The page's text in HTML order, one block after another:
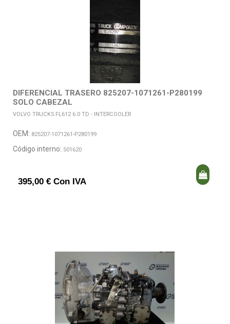
DIFERENCIAL TRASERO 825207-1071261-P280199
SOLO CABEZAL
VOLVO TRUCKS FL612 6.0 TD - INTERCOOLER
OEM: 825207-1071261-P280199
Código interno: 501620
395,00 € Con IVA